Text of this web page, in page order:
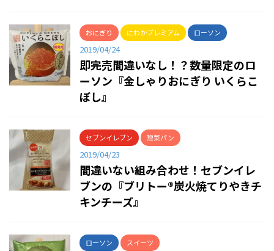
おにぎり にわかプレミアム ローソン
2019/04/24
即完売間違いなし！？数量限定のロ
ーソン『金しゃりおにぎり いくらこ
ぼし』
セブンイレブン 惣菜パン
2019/04/23
間違いない組み合わせ！セブンイレ
ブンの『ブリトー®炭火焼てりやきチ
キンチーズ』
ローソン スイーツ